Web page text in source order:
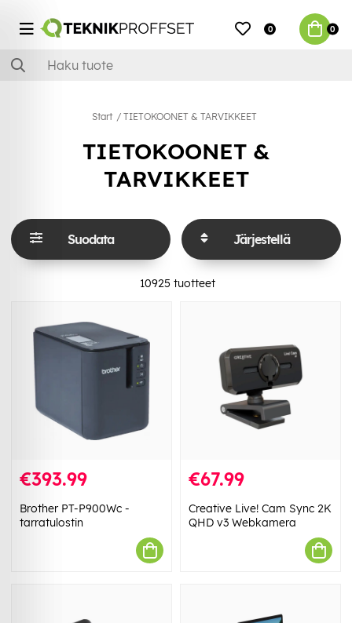
0 0
Start TIETOKOONET & TARVIKKEET
TIETOKOONET &
TARVIKKEET
Suodata Järjestellä
10925 tuotteet
€393.99
Brother PT-P900Wc -
tarratulostin
€67.99
Creative Live! Cam Sync 2K
QHD v3 Webkamera